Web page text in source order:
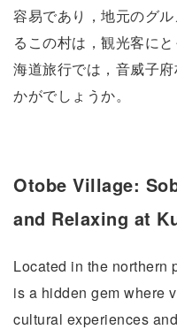
容易であり，地元のグ
るこの村は，観光客に
海道旅行では，音威子
かがでしょうか。
Otobe Village:
and Relaxing at
Located in the northern
is a hidden gem where
cultural experiences